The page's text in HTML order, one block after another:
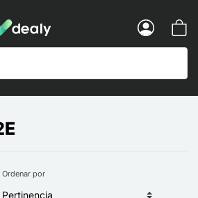
- Fundas y accesorios para
Ordenar por